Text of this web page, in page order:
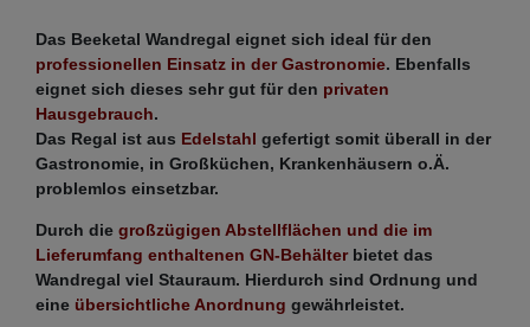
Das Beeketal Wandregal eignet sich ideal für den
professionellen Einsatz in der Gastronomie. Ebenfalls
eignet sich dieses sehr gut für den privaten
Hausgebrauch.
Das Regal ist aus Edelstahl gefertigt somit überall in der
Gastronomie, in Großküchen, Krankenhäusern o.Ä.
problemlos einsetzbar.
Durch die großzügigen Abstellflächen und die im
Lieferumfang enthaltenen GN-Behälterbietet das
Wandregal viel Stauraum. Hierdurch sind Ordnung und
eine übersichtliche Anordnung gewährleistet.